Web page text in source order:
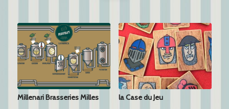
Millenari Brasseries Milles la Case du Jeu